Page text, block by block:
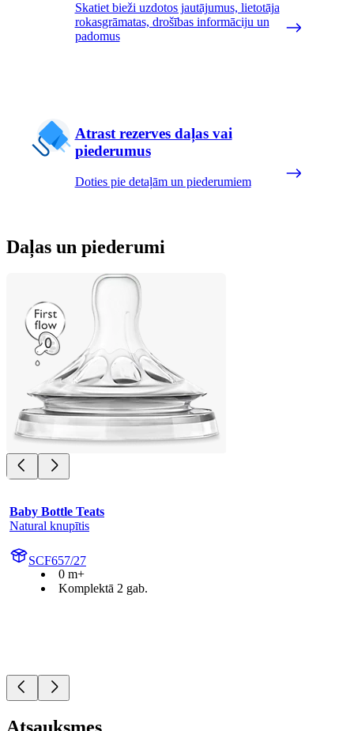
Skatiet bieži uzdotos jautājumus, lietotāja
rokasgrāmatas, drošības informāciju un
padomus
Atrast rezerves daļas vai
piederumus
Doties pie detaļām un piederumiem
Daļas un piederumi
Baby Bottle Teats
Natural knupītis
SCF657/27
0 m+
Komplektā 2 gab.